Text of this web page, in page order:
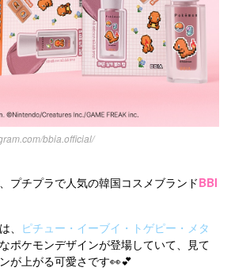
bbia.official/
プチプラで人気の韓国コスメブランドBBI
、 ピチュー・イーブイ・トゲピー・メタ
ポケモンデザインが登場していて、見て
が上がる可愛さです👀💕